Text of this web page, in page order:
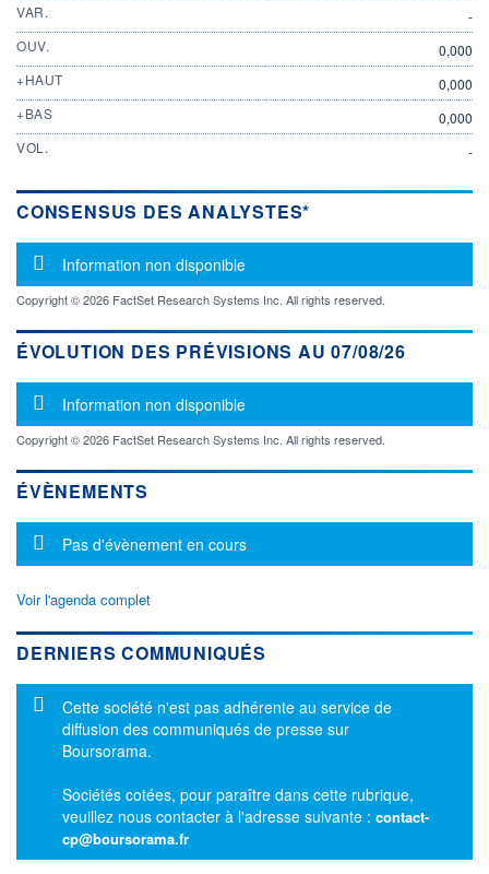
VAR.
-
OUV.
0,000
+HAUT
0,000
+BAS
0,000
VOL.
-
CONSENSUS DES ANALYSTES*
Message d'information
Information non disponible
Copyright © 2026 FactSet Research Systems Inc. All rights reserved.
ÉVOLUTION DES PRÉVISIONS AU 07/08/26
Message d'information
Information non disponible
Copyright © 2026 FactSet Research Systems Inc. All rights reserved.
ÉVÈNEMENTS
Message d'information
Pas d'évènement en cours
Voir l'agenda complet
DERNIERS COMMUNIQUÉS
Message d'information
Cette société n'est pas adhérente au service de
diffusion des communiqués de presse sur
Boursorama.
Sociétés cotées, pour paraître dans cette rubrique,
veuillez nous contacter à l'adresse suivante : contact-
cp@boursorama.fr